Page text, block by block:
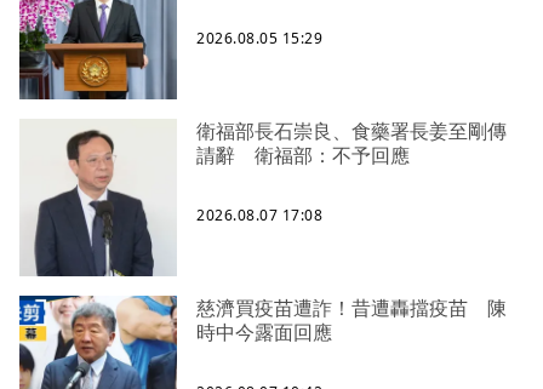
2026.08.05 15:29
衛福部長石崇良、食藥署長姜至剛傳
請辭 衛福部：不予回應
2026.08.07 17:08
慈濟買疫苗遭詐！昔遭轟擋疫苗 陳
時中今露面回應